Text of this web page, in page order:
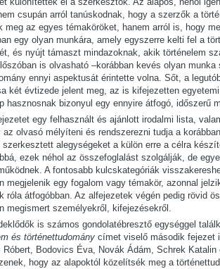
csupán arról tanúskodnak, hogy a szerzők a
meg az egyes témaköröket, hanem arról is, hogy
egy olyan munkára, amely egyszerre kelti fel a
és nyújt támaszt mindazoknak, akik történelem
is olvasható –korábban kevés olyan
ennyi aspektusát érintette volna. Sőt, a
két évtizede jelent meg, az is kifejezetten
hasznosnak bizonyul egy ennyire átfogó, időszerű
egy felhasznált és ajánlott irodalmi lista,
olvasó mélyíteni és rendszerezni tudja a
szerkesztett alegységeket a külön erre a célra
ezek néhol az összefoglalást szolgálják, de
A fontosabb kulcskategóriák
megjelenik egy fogalom vagy témakör, azonnal
róla átfogóbban. Az alfejezetek végén pedig rövid
megismert személyekről, kifejezésekről.
is számos gondolatébresztő egységgel
és történettudomány címet viselő második fejezet
Róbert, Bodovics Éva, Novák Ádám, Schrek
hogy az alapoktól közelítsék meg a